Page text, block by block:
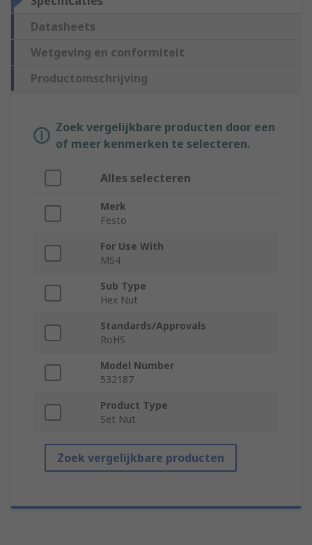
Datasheets
Wetgeving en conformiteit
Productomschrijving
Zoek vergelijkbare producten door een
of meer kenmerken te selecteren.
Alles selecteren
Merk
Festo
For Use With
MS4
Sub Type
Hex Nut
Standards/Approvals
RoHS
Model Number
532187
Product Type
Set Nut
Zoek vergelijkbare producten